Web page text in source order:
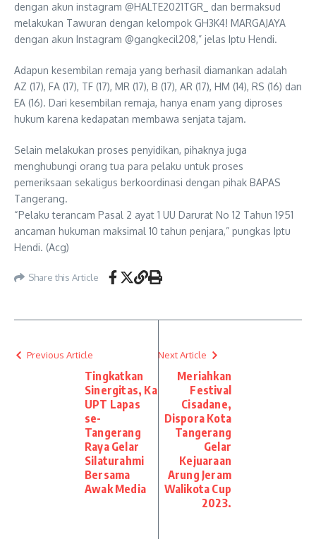
dengan akun instagram @HALTE2021TGR_ dan bermaksud
melakukan Tawuran dengan kelompok GH3K4! MARGAJAYA
dengan akun Instagram @gangkecil208,” jelas Iptu Hendi.
Adapun kesembilan remaja yang berhasil diamankan adalah
AZ (17), FA (17), TF (17), MR (17), B (17), AR (17), HM (14), RS (16) dan
EA (16). Dari kesembilan remaja, hanya enam yang diproses
hukum karena kedapatan membawa senjata tajam.
Selain melakukan proses penyidikan, pihaknya juga
menghubungi orang tua para pelaku untuk proses
pemeriksaan sekaligus berkoordinasi dengan pihak BAPAS
Tangerang.
“Pelaku terancam Pasal 2 ayat 1 UU Darurat No 12 Tahun 1951
ancaman hukuman maksimal 10 tahun penjara,” pungkas Iptu
Hendi. (Acg)
Share this Article
Previous Article
Tingkatkan
Sinergitas, Ka
UPT Lapas
se-
Tangerang
Raya Gelar
Silaturahmi
Bersama
Awak Media
Next Article
Meriahkan
Festival
Cisadane,
Dispora Kota
Tangerang
Gelar
Kejuaraan
Arung Jeram
Walikota Cup
2023.